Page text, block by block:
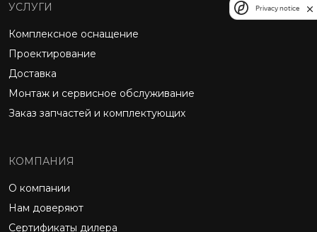
УСЛУГИ
Комплексное оснащение
Проектирование
Доставка
Монтаж и сервисное обслуживание
Заказ запчастей и комплектующих
КОМПАНИЯ
О компании
Нам доверяют
Сертификаты дилера
Privacy notice